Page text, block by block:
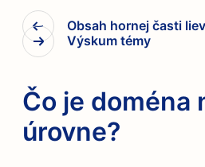
Obsah hornej časti
Výskum témy
Čo je doména
úrovne?